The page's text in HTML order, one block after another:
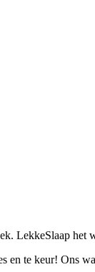
LekkeSlaap het
en te keur! Ons